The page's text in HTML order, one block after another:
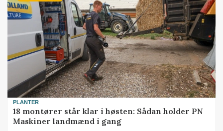
PLANTER
18 montører står klar i høsten: Sådan holder PN
Maskiner landmænd i gang